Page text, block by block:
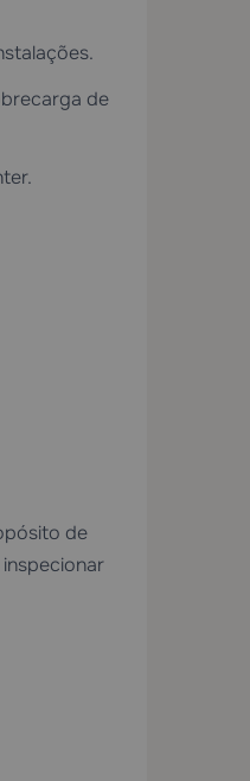
de
de